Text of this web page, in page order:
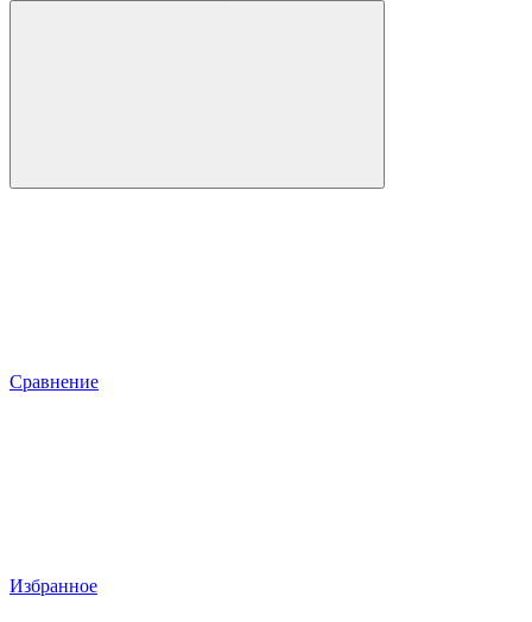
Сравнение
Избранное